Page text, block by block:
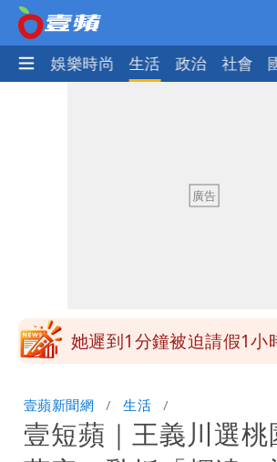
熱門 娛樂時尚 生活 政治 社會
白海豚暴風侵襲率曝光
說話了
她遲到1分鐘被迫請假1
安說了
哈根達斯「買10送12」！
壹蘋新聞網 生活
壹短蘋｜王義川選桃